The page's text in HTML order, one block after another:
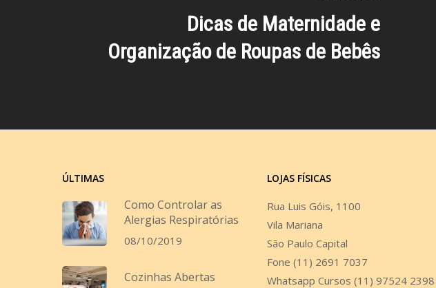
Dicas de Maternidade e
Organização de Roupas de Bebês
ÚLTIMAS
Como Controlar as
Alergias Respiratórias
08/10/2019
Cozinhas Abertas
LOJAS FÍSICAS
Rua Luis Góis, 1100
Vila Mariana
São Paulo Capital
Fone (11) 2691 7037
Whatsapp Cursos (11) 97524 2398